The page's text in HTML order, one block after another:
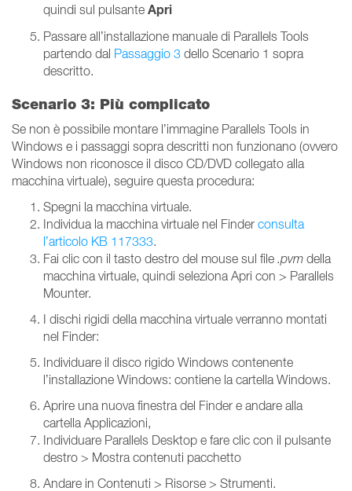
quindi sul pulsante Apri
Passare all’installazione manuale di Parallels Tools
partendo dal Passaggio 3 dello Scenario 1 sopra
descritto.
Scenario 3: Più complicato
Se non è possibile montare l’immagine Parallels Tools in
Windows e i passaggi sopra descritti non funzionano (ovvero
Windows non riconosce il disco CD/DVD collegato alla
macchina virtuale), seguire questa procedura:
Spegni la macchina virtuale.
Individua la macchina virtuale nel Finder consulta
l’articolo KB 117333.
Fai clic con il tasto destro del mouse sul file .pvm della
macchina virtuale, quindi seleziona Apri con > Parallels
Mounter.
I dischi rigidi della macchina virtuale verranno montati
nel Finder:
Individuare il disco rigido Windows contenente
l’installazione Windows: contiene la cartella Windows.
Aprire una nuova finestra del Finder e andare alla
cartella Applicazioni,
Individuare Parallels Desktop e fare clic con il pulsante
destro > Mostra contenuti pacchetto
Andare in Contenuti > Risorse > Strumenti.